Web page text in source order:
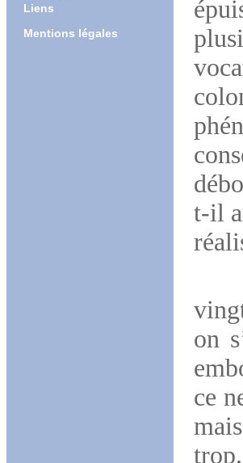
Liens
Mentions légales
t-il
on
ce